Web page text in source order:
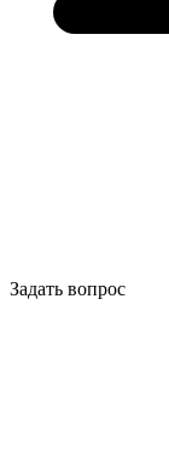
Задать вопрос